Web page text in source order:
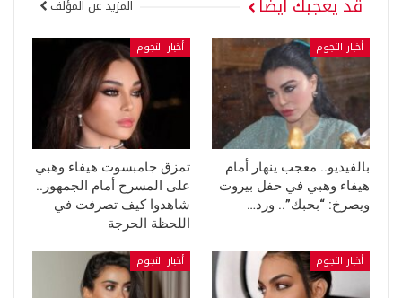
قد يعجبك ايضا المزيد عن المؤلف
أخبار النجوم
بالفيديو.. معجب ينهار أمام
هيفاء وهبي في حفل بيروت
ويصرخ: “بحبك”.. ورد…
أخبار النجوم
تمزق جامبسوت هيفاء وهبي
على المسرح أمام الجمهور..
شاهدوا كيف تصرفت في
اللحظة الحرجة
أخبار النجوم أخبار النجوم